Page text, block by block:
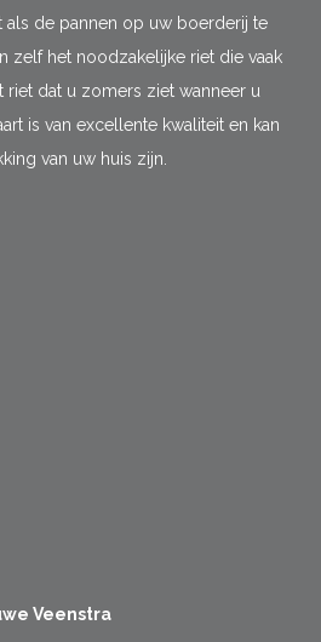
de pannen op uw boerderij te
zelf het noodzakelijke riet die vaak
riet dat u zomers ziet wanneer u
is van excellente kwaliteit en kan
van uw huis zijn.
Veenstra